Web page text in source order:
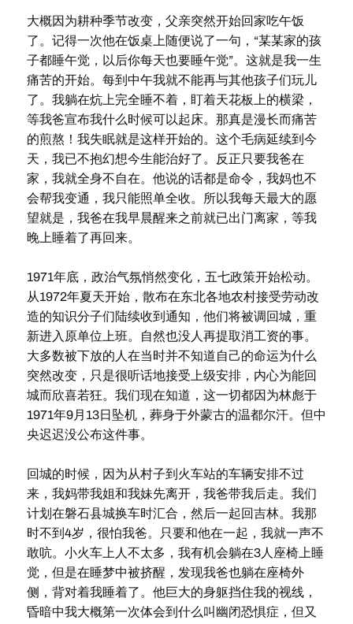
大概因为耕种季节改变，父亲突然开始回家吃午饭
了。记得一次他在饭桌上随便说了一句，“某某家的孩
子都睡午觉，以后你每天也要睡午觉”。这就是我一生
痛苦的开始。每到中午我就不能再与其他孩子们玩儿
了。我躺在炕上完全睡不着，盯着天花板上的横梁，
等我爸宣布我什么时候可以起床。那真是漫长而痛苦
的煎熬！我失眠就是这样开始的。这个毛病延续到今
天，我已不抱幻想今生能治好了。反正只要我爸在
家，我就全身不自在。他说的话都是命令，我妈也不
会帮我变通，我只能照单全收。所以我每天最大的愿
望就是，我爸在我早晨醒来之前就已出门离家，等我
晚上睡着了再回来。
1971年底，政治气氛悄然变化，五七政策开始松动。
从1972年夏天开始，散布在东北各地农村接受劳动改
造的知识分子们陆续收到通知，他们将被调回城，重
新进入原单位上班。自然也没人再提取消工资的事。
大多数被下放的人在当时并不知道自己的命运为什么
突然改变，只是很听话地接受上级安排，内心为能回
城而欣喜若狂。我们现在知道，这一切都因为林彪于
1971年9月13日坠机，葬身于外蒙古的温都尔汗。但中
央迟迟没公布这件事。
回城的时候，因为从村子到火车站的车辆安排不过
来，我妈带我姐和我妹先离开，我爸带我后走。我们
计划在磐石县城换车时汇合，然后一起回吉林。我那
时不到4岁，很怕我爸。只要和他在一起，我就一声不
敢吭。小火车上人不太多，我有机会躺在3人座椅上睡
觉，但是在睡梦中被挤醒，发现我爸也躺在座椅外
侧，背对着我睡着了。他巨大的身躯挡住我的视线，
昏暗中我大概第一次体会到什么叫幽闭恐惧症，但又